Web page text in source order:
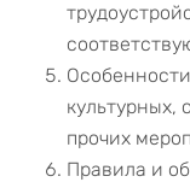
культурных,
прочих
Правила и